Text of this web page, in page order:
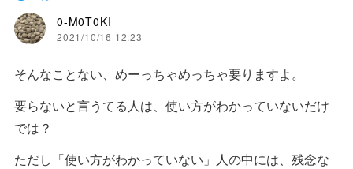
0-M0T0KI
2021/10/16 12:23
そんなことない、めーっちゃめっちゃ要りますよ。
要らないと言うてる人は、使い方がわかっていないだけ
では？
ただし「使い方がわかっていない」人の中には、残念な